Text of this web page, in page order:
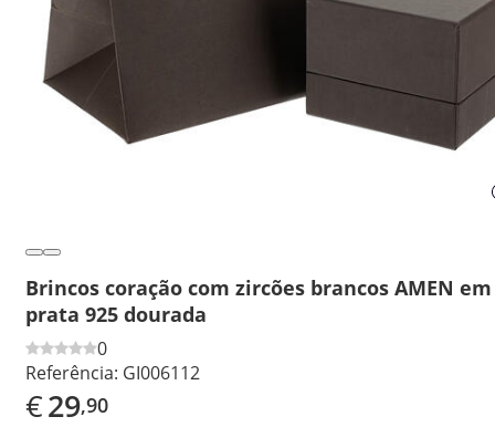
Brincos coração com zircões brancos AMEN em
prata 925 dourada
0
Referência: GI006112
€29,90